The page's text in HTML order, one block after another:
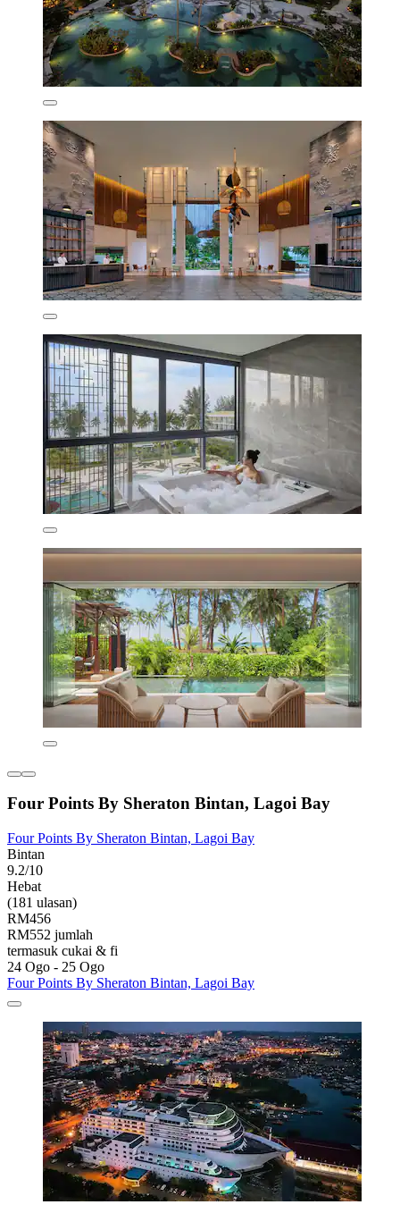
Four Points By Sheraton Bintan, Lagoi Bay
Four Points By Sheraton Bintan, Lagoi Bay
Bintan
9.2/10
Hebat
(181 ulasan)
RM456
RM552 jumlah
termasuk cukai & fi
24 Ogo - 25 Ogo
Four Points By Sheraton Bintan, Lagoi Bay